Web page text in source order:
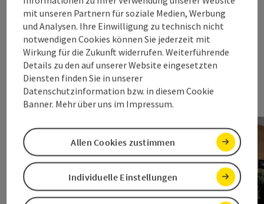
Alle Veranstaltungen
mit unseren Partnern für soziale Medien, Werbung
und Analysen. Ihre Einwilligung zu technisch nicht
notwendigen Cookies können Sie jederzeit mit
Wirkung für die Zukunft widerrufen. Weiterführende
Details zu den auf unserer Website eingesetzten
Diensten finden Sie in unserer
Datenschutzinformation bzw. in diesem Cookie
Banner. Mehr über uns im Impressum.
Individuelle Einstellungen
Allen Cookies zustimmen